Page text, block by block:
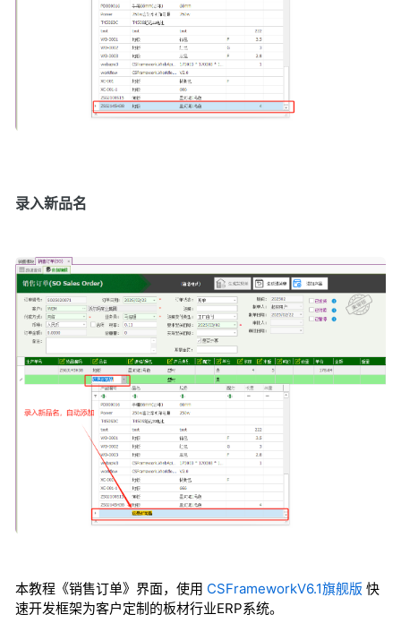
录入新品名
本教程《销售订单》界面，使用 CSFrameworkV6.1旗舰版 快
速开发框架为客户定制的板材行业ERP系统。